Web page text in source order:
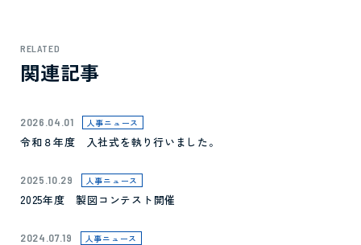
RELATED
関連記事
2026.04.01 人事ニュース
令和８年度 入社式を執り行いました。
2025.10.29 人事ニュース
2025年度 製図コンテスト開催
2024.07.19 人事ニュース